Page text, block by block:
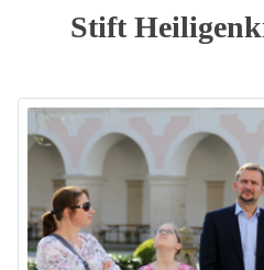
Stift